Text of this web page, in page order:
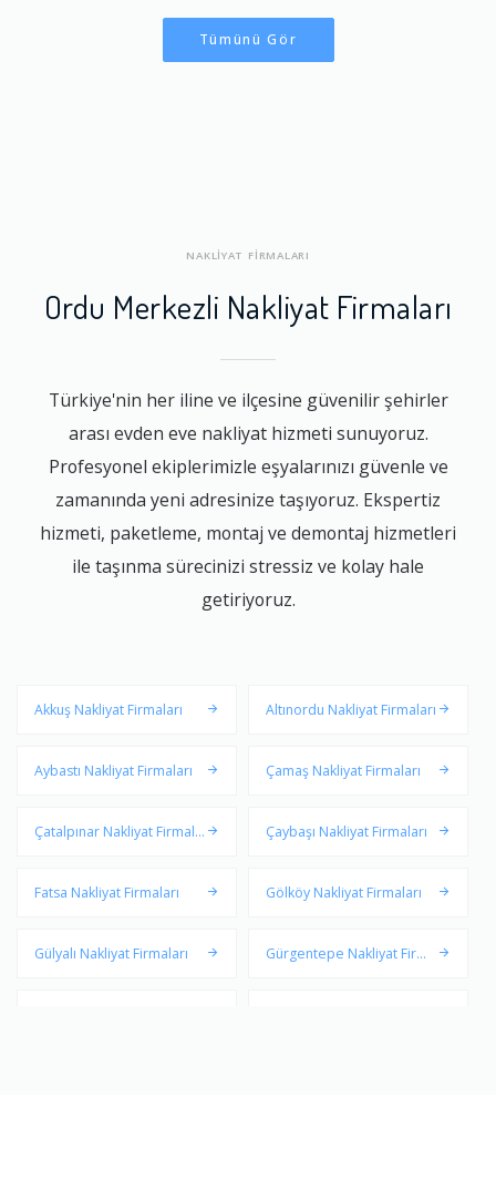
Tümünü Gör
NAKLİYAT FİRMALARI
Ordu Merkezli Nakliyat Firmaları
Türkiye'nin her iline ve ilçesine güvenilir şehirler
arası evden eve nakliyat hizmeti sunuyoruz.
Profesyonel ekiplerimizle eşyalarınızı güvenle ve
zamanında yeni adresinize taşıyoruz. Ekspertiz
hizmeti, paketleme, montaj ve demontaj hizmetleri
ile taşınma sürecinizi stressiz ve kolay hale
getiriyoruz.
Akkuş Nakliyat Firmaları Altınordu Nakliyat Firmaları
Aybastı Nakliyat Firmaları Çamaş Nakliyat Firmaları
Çatalpınar Nakliyat Firmala
Çaybaşı Nakliyat Firmaları
Fatsa Nakliyat Firmaları Gölköy Nakliyat Firmaları
Gülyalı Nakliyat Firmaları
Gürgentepe Nakliyat Firma